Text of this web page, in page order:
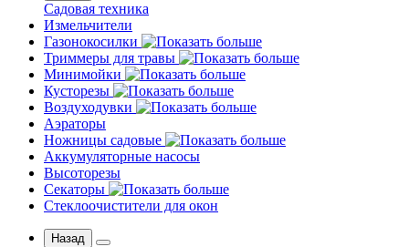
Садовая техника
Измельчители
Газонокосилки
Триммеры для травы
Минимойки
Кусторезы
Воздуходувки
Аэраторы
Ножницы садовые
Аккумуляторные насосы
Высоторезы
Секаторы
Стеклоочистители для окон
Назад